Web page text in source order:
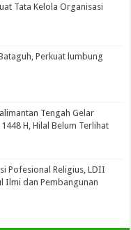
Tata Kelola Organisasi
Perkuat lumbung
Tengah Gelar
H, Hilal Belum Terlihat
Pofesional Religius, LDII
Ilmi dan Pembangunan